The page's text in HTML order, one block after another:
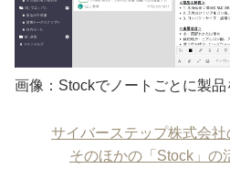
画像：Stockでノートごとに製品
サイバーステップ株式会
そのほかの「Stock」の